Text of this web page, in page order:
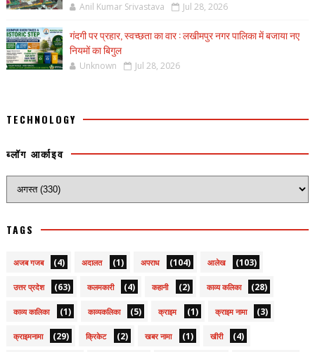
Anil Kumar Srivastava Jul 28, 2026
गंदगी पर प्रहार, स्वच्छता का वार : लखीमपुर नगर पालिका में बजाया नए
नियमों का बिगुल
Unknown Jul 28, 2026
TECHNOLOGY
ब्लॉग आर्काइव
TAGS
अजब गजब (4) अदालत (1) अपराध (104) आलेख (103)
उत्तर प्रदेश (63) कलमकारी (4) कहानी (2) काव्य कलिका (28)
काव्य कालिका (1) काव्यकलिका (5) क्राइम (1) क्राइम नामा (3)
क्राइमनामा (29) क्रिकेट (2) खबर नामा (1) खीरी (4)